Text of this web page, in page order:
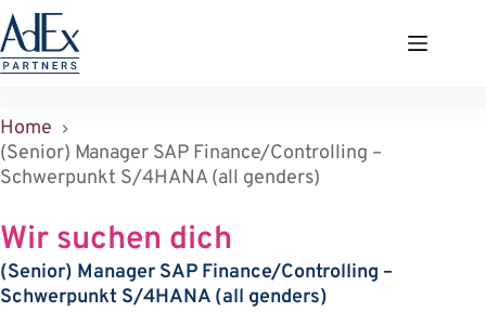
Zum
Inhalt
springen
Home
(Senior) Manager SAP Finance/Controlling –
Schwerpunkt S/4HANA (all genders)
Wir suchen dich
(Senior) Manager SAP Finance/Controlling –
Schwerpunkt S/4HANA (all genders)